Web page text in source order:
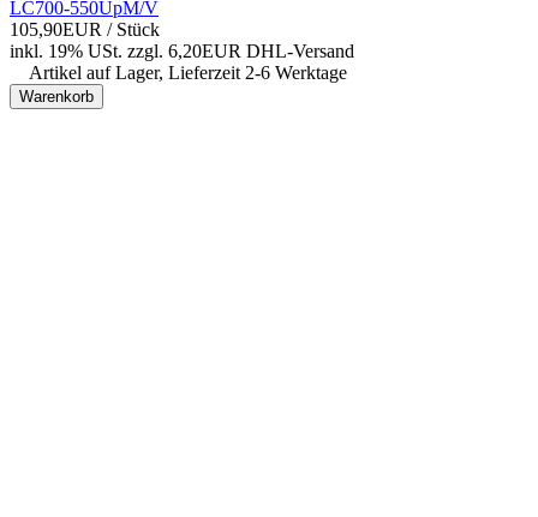
LC700-550UpM/V
105,90EUR / Stück
inkl. 19% USt. zzgl. 6,20EUR DHL-Versand
Artikel auf Lager, Lieferzeit 2-6 Werktage
Warenkorb